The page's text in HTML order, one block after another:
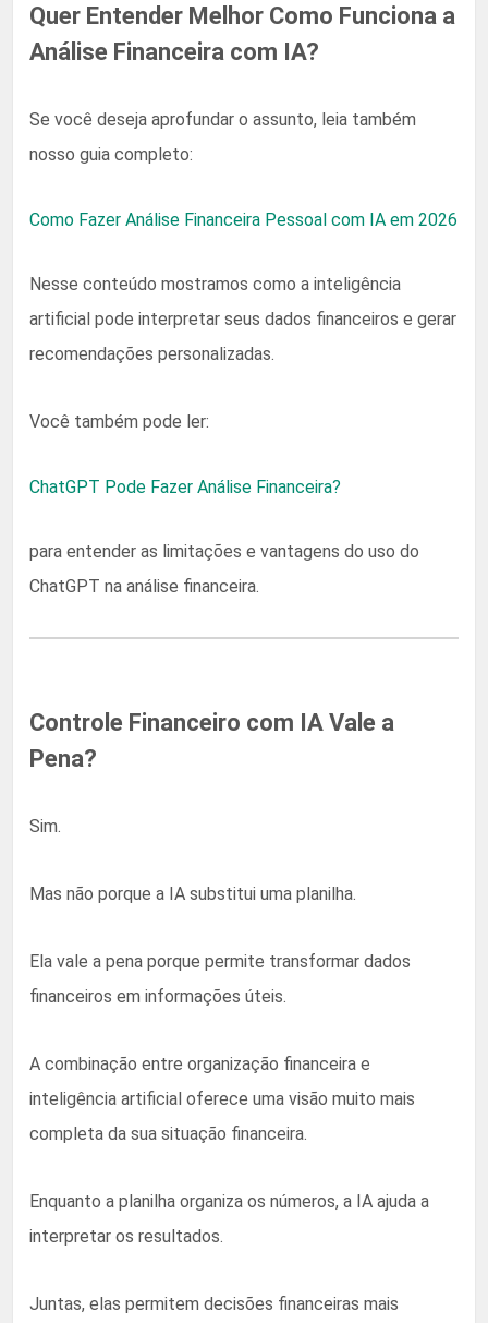
Quer Entender Melhor Como Funciona a
Análise Financeira com IA?
Se você deseja aprofundar o assunto, leia também
nosso guia completo:
Como Fazer Análise Financeira Pessoal com IA em 2026
Nesse conteúdo mostramos como a inteligência
artificial pode interpretar seus dados financeiros e gerar
recomendações personalizadas.
Você também pode ler:
ChatGPT Pode Fazer Análise Financeira?
para entender as limitações e vantagens do uso do
ChatGPT na análise financeira.
Controle Financeiro com IA Vale a
Pena?
Sim.
Mas não porque a IA substitui uma planilha.
Ela vale a pena porque permite transformar dados
financeiros em informações úteis.
A combinação entre organização financeira e
inteligência artificial oferece uma visão muito mais
completa da sua situação financeira.
Enquanto a planilha organiza os números, a IA ajuda a
interpretar os resultados.
Juntas, elas permitem decisões financeiras mais